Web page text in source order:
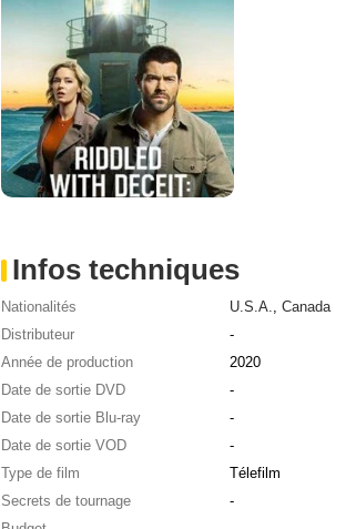
Infos techniques
Nationalités U.S.A.
Canada
Distributeur
-
Année de production
2020
Date de sortie DVD
-
Date de sortie Blu-ray
-
Date de sortie VOD
-
Type de film
Télefilm
Secrets de tournage
-